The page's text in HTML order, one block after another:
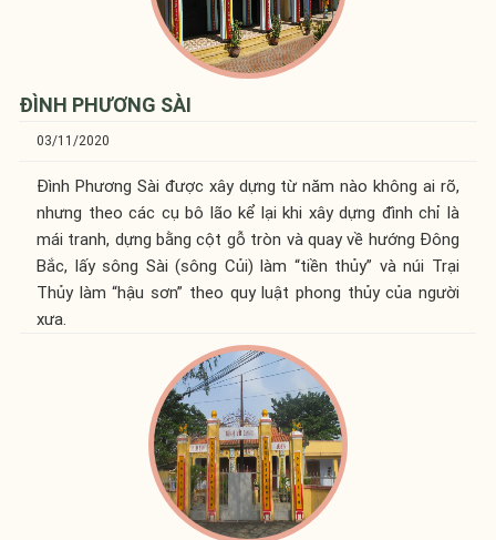
ĐÌNH PHƯƠNG SÀI
03/11/2020
Đình Phương Sài được xây dựng từ năm nào không ai rõ,
nhưng theo các cụ bô lão kể lại khi xây dựng đình chỉ là
mái tranh, dựng bằng cột gỗ tròn và quay về hướng Đông
Bắc, lấy sông Sài (sông Củi) làm “tiền thủy” và núi Trại
Thủy làm “hậu sơn” theo quy luật phong thủy của người
xưa.